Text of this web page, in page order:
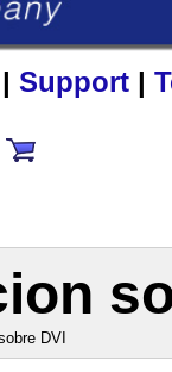
| Support |
DVI